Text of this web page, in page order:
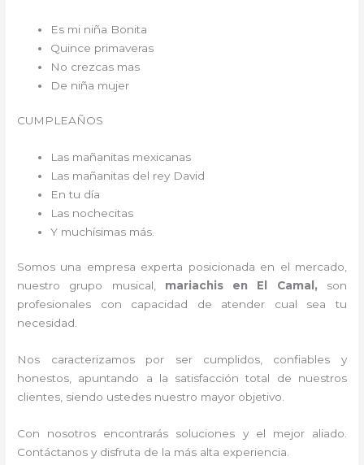
Es mi niña Bonita
Quince primaveras
No crezcas mas
De niña mujer
CUMPLEAÑOS
Las mañanitas mexicanas
Las mañanitas del rey David
En tu día
Las nochecitas
Y muchísimas más.
Somos una empresa experta posicionada en el mercado,
nuestro grupo musical, mariachis en El Camal, son
profesionales con capacidad de atender cual sea tu
necesidad.
Nos caracterizamos por ser cumplidos, confiables y
honestos, apuntando a la satisfacción total de nuestros
clientes, siendo ustedes nuestro mayor objetivo.
Con nosotros encontrarás soluciones y el mejor aliado.
Contáctanos y disfruta de la más alta experiencia.